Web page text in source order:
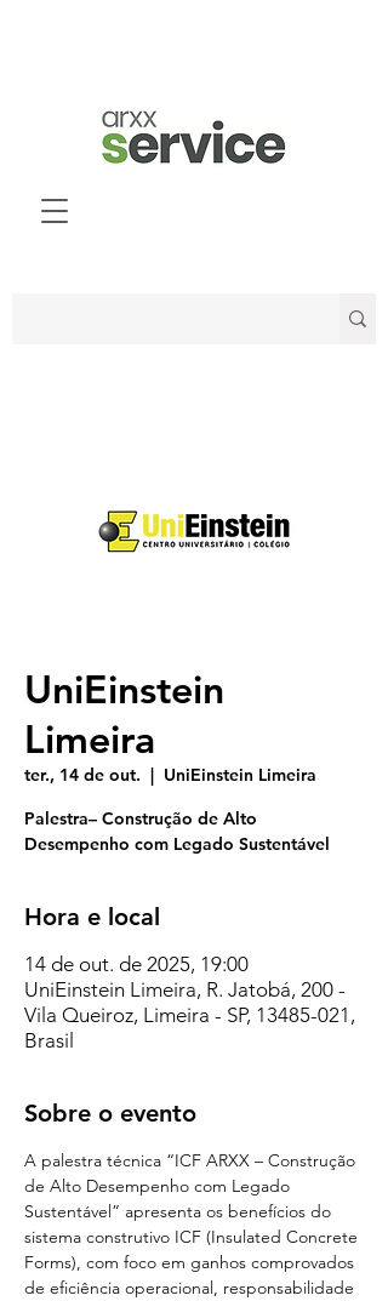
UniEinstein
Limeira
ter., 14 de out.
  |
UniEinstein Limeira
Palestra– Construção de Alto
Desempenho com Legado Sustentável
Hora e local
14 de out. de 2025, 19:00
UniEinstein Limeira, R. Jatobá, 200 -
Vila Queiroz, Limeira - SP, 13485-021,
Brasil
Sobre o evento
A palestra técnica “ICF ARXX – Construção
de Alto Desempenho com Legado
Sustentável” apresenta os benefícios do
sistema construtivo ICF (Insulated Concrete
Forms), com foco em ganhos comprovados
de eficiência operacional, responsabilidade